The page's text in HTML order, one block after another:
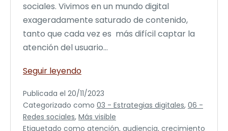
sociales. Vivimos en un mundo digital
exageradamente saturado de contenido,
tanto que cada vez es más difícil captar la
atención del usuario…
Seguir leyendoCómo
tu
presencia
en
Publicada el 20/11/2023
Categorizado como 03 - Estrategias digitales, 06 -
Redes sociales, Más visible
Etiquetado como atención, audiencia, crecimiento